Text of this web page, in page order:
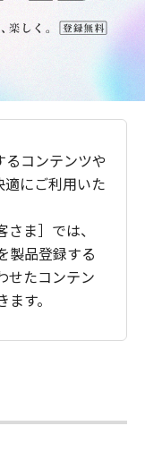
るコンテンツや
にご利用いた
ま］では、
製品登録する
せたコンテン
す。